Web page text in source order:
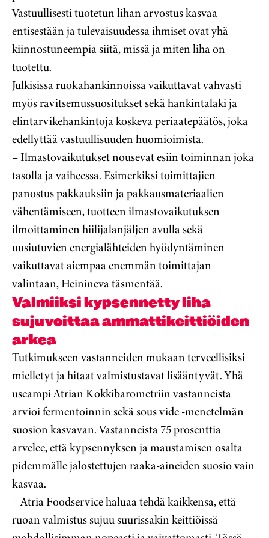
Vastuullisesti tuotetun lihan arvostus kasvaa
entisestään ja tulevaisuudessa ihmiset ovat yhä
kiinnostuneempia siitä, missä ja miten liha on
tuotettu.
Julkisissa ruokahankinnoissa vaikuttavat vahvasti
myös ravitsemussuositukset sekä hankintalaki ja
elintarvikehankintoja koskeva periaatepäätös, joka
edellyttää vastuullisuuden huomioimista.
– Ilmastovaikutukset nousevat esiin toiminnan joka
tasolla ja vaiheessa. Esimerkiksi toimittajien
panostus pakkauksiin ja pakkausmateriaalien
vähentämiseen, tuotteen ilmastovaikutuksen
ilmoittaminen hiilijalanjäljen avulla sekä
uusiutuvien energialähteiden hyödyntäminen
vaikuttavat aiempaa enemmän toimittajan
valintaan, Heinineva täsmentää.
Valmiiksi kypsennetty liha
sujuvoittaa ammattikeittiöiden
arkea
Tutkimukseen vastanneiden mukaan terveellisiksi
mielletyt ja hitaat valmistustavat lisääntyvät. Yhä
useampi Atrian Kokkibarometriin vastanneista
arvioi fermentoinnin sekä sous vide -menetelmän
suosion kasvavan. Vastanneista 75 prosenttia
arvelee, että kypsennyksen ja maustamisen osalta
pidemmälle jalostettujen raaka-aineiden suosio vain
kasvaa.
– Atria Foodservice haluaa tehdä kaikkensa, että
ruoan valmistus sujuu suurissakin keittiöissä